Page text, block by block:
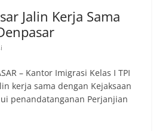
Jalin Kerja Sama
– Kantor Imigrasi Kelas I TPI
kerja sama dengan Kejaksaan
penandatanganan Perjanjian